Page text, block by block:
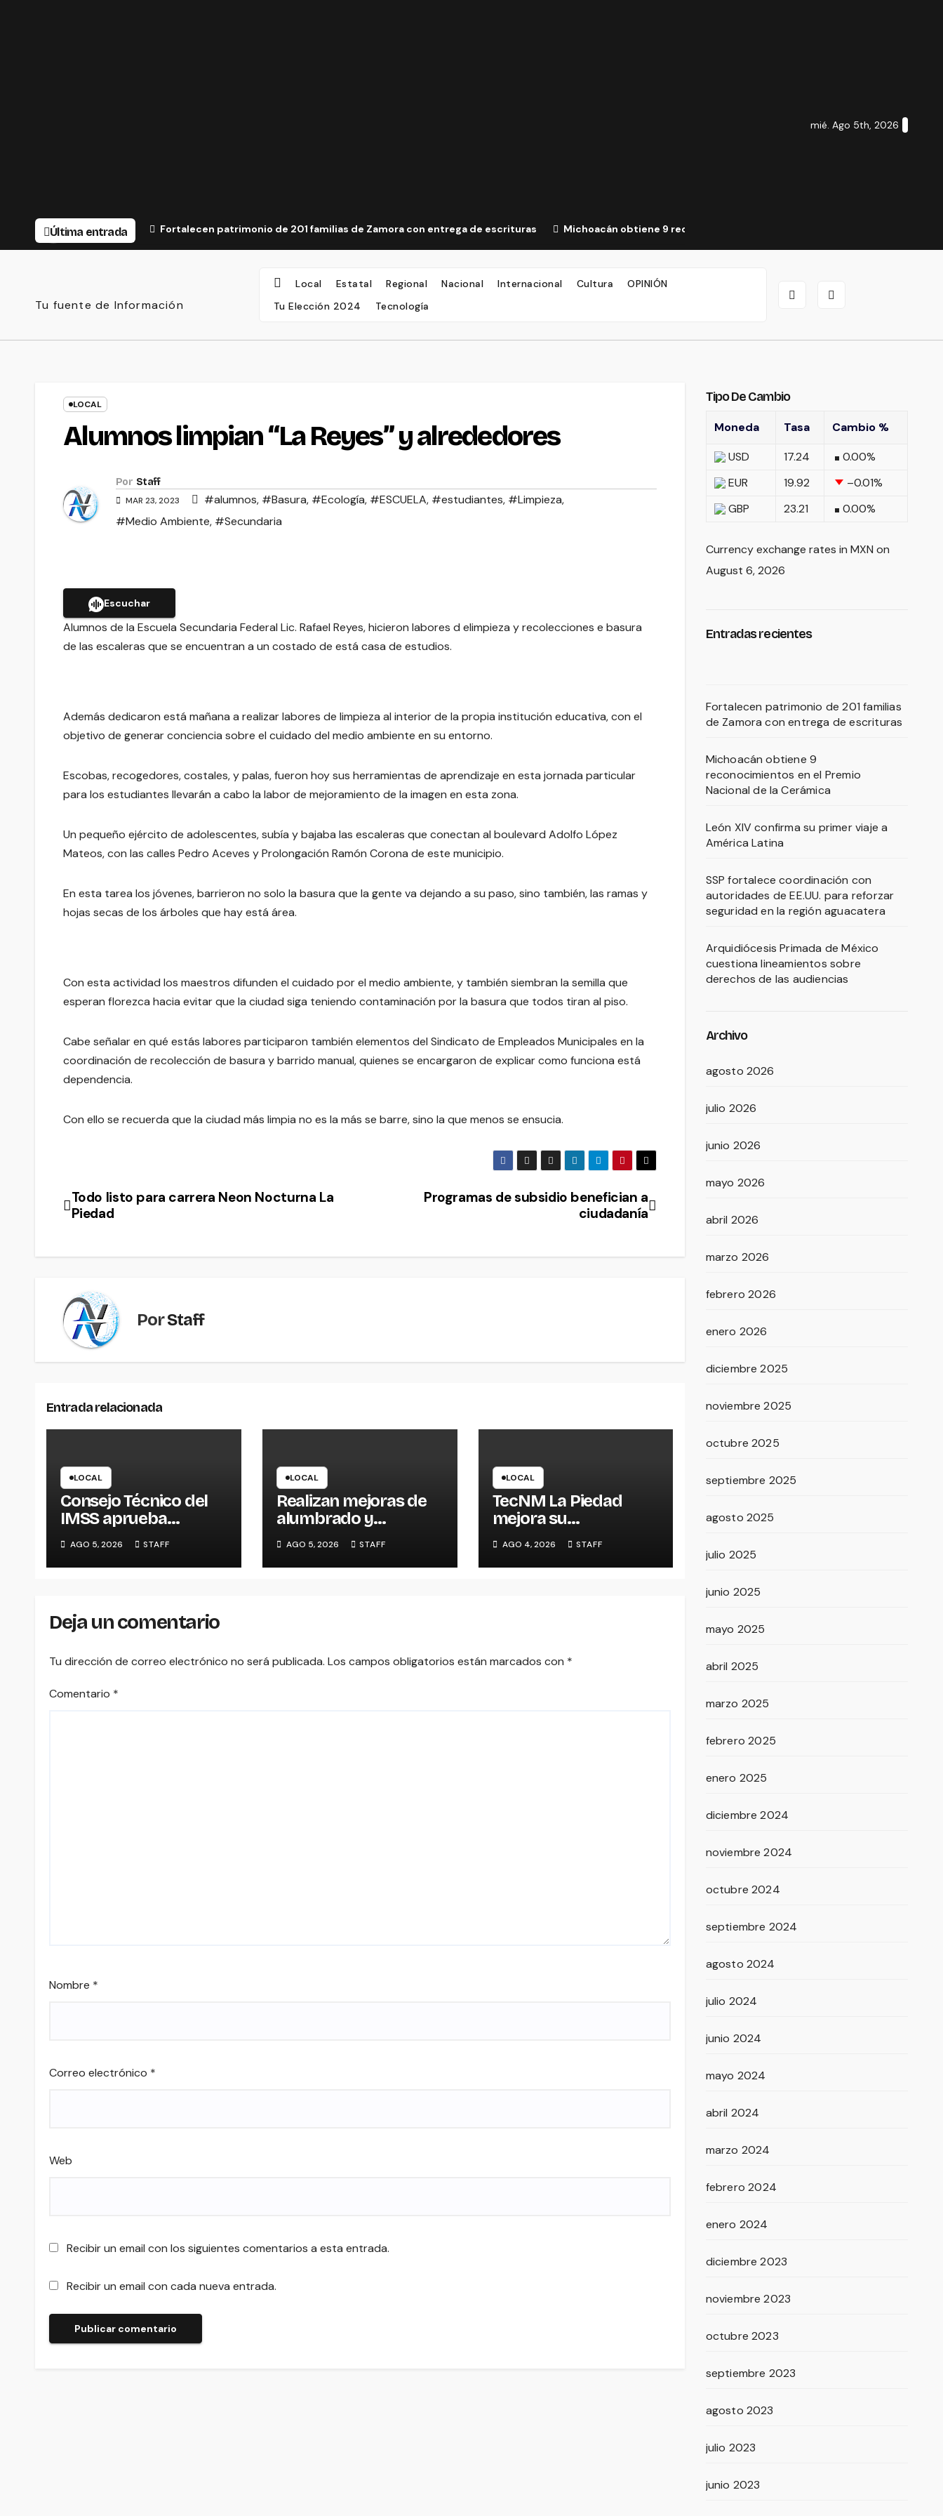
Última entrada Fortalecen patrimonio de 201 familias de Zamora con entrega de escrituras Michoacán obtiene 9 reconocimientos en el Premio Nacional de la Cerámica
mié. Ago 5th, 2026
Tu fuente de Información
Local Estatal Regional Nacional Internacional Cultura
OPINIÓN
Tu Elección 2024
Tecnología
LOCAL
Alumnos limpian “La Reyes” y alrededores
Por Staff
MAR 23, 2023 #alumnos, #Basura, #Ecología, #ESCUELA, #estudiantes, #Limpieza,
#Medio Ambiente, #Secundaria
Escuchar
Alumnos de la Escuela Secundaria Federal Lic. Rafael Reyes, hicieron labores d elimpieza y recolecciones e basura
de las escaleras que se encuentran a un costado de está casa de estudios.
Además dedicaron está mañana a realizar labores de limpieza al interior de la propia institución educativa, con el
objetivo de generar conciencia sobre el cuidado del medio ambiente en su entorno.
Escobas, recogedores, costales, y palas, fueron hoy sus herramientas de aprendizaje en esta jornada particular
para los estudiantes llevarán a cabo la labor de mejoramiento de la imagen en esta zona.
Un pequeño ejército de adolescentes, subía y bajaba las escaleras que conectan al boulevard Adolfo López
Mateos, con las calles Pedro Aceves y Prolongación Ramón Corona de este municipio.
En esta tarea los jóvenes, barrieron no solo la basura que la gente va dejando a su paso, sino también, las ramas y
hojas secas de los árboles que hay está área.
Con esta actividad los maestros difunden el cuidado por el medio ambiente, y también siembran la semilla que
esperan florezca hacia evitar que la ciudad siga teniendo contaminación por la basura que todos tiran al piso.
Cabe señalar en qué estás labores participaron también elementos del Sindicato de Empleados Municipales en la
coordinación de recolección de basura y barrido manual, quienes se encargaron de explicar como funciona está
dependencia.
Con ello se recuerda que la ciudad más limpia no es la más se barre, sino la que menos se ensucia.
Navegación
entradas
Programas de subsidio benefician a
ciudadanía
Todo listo para carrera Neon Nocturna La
Piedad
PorStaff
Entrada relacionada
LOCAL
Consejo Técnico del
IMSS aprueba
proyectos integrales
para construcción de
tres UMF en
AGO 5, 2026 STAFF
LOCAL
Realizan mejoras de
alumbrado y
vialidades en la
colonia La Escondida
AGO 5, 2026 STAFF
LOCAL
TecNM La Piedad
mejora su
infraestructura con
trabajos de
impermeabilización
AGO 4, 2026 STAFF
Deja un comentario
Tu dirección de correo electrónico no será publicada. Los campos obligatorios están marcados con *
Comentario *
Nombre *
Correo electrónico *
Web
Recibir un email con los siguientes comentarios a esta entrada.
Recibir un email con cada nueva entrada.
Tipo De Cambio
Moneda Tasa
Cambio %
USD
17.24 0.00%
EUR
19.92 –0.01%
GBP
23.21 0.00%
Currency exchange rates in MXN on
August 6, 2026
Entradas recientes
Fortalecen patrimonio de 201 familias
de Zamora con entrega de escrituras
Michoacán obtiene 9
reconocimientos en el Premio
Nacional de la Cerámica
León XIV confirma su primer viaje a
América Latina
SSP fortalece coordinación con
autoridades de EE.UU. para reforzar
seguridad en la región aguacatera
Arquidiócesis Primada de México
cuestiona lineamientos sobre
derechos de las audiencias
Archivo
agosto 2026
julio 2026
junio 2026
mayo 2026
abril 2026
marzo 2026
febrero 2026
enero 2026
diciembre 2025
noviembre 2025
octubre 2025
septiembre 2025
agosto 2025
julio 2025
junio 2025
mayo 2025
abril 2025
marzo 2025
febrero 2025
enero 2025
diciembre 2024
noviembre 2024
octubre 2024
septiembre 2024
agosto 2024
julio 2024
junio 2024
mayo 2024
abril 2024
marzo 2024
febrero 2024
enero 2024
diciembre 2023
noviembre 2023
octubre 2023
septiembre 2023
agosto 2023
julio 2023
junio 2023